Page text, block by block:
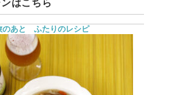
はこちら
のあと ふたりのレシピ